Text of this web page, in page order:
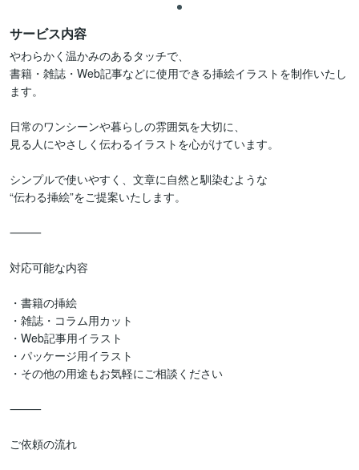
サービス内容
やわらかく温かみのあるタッチで、
書籍・雑誌・Web記事などに使用できる挿絵イラストを制作いたし
ます。
日常のワンシーンや暮らしの雰囲気を大切に、
見る人にやさしく伝わるイラストを心がけています。
シンプルで使いやすく、文章に自然と馴染むような
“伝わる挿絵”をご提案いたします。
⸻
対応可能な内容
・書籍の挿絵
・雑誌・コラム用カット
・Web記事用イラスト
・パッケージ用イラスト
・その他の用途もお気軽にご相談ください
⸻
ご依頼の流れ